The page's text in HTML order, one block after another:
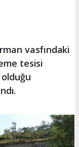
vasfındaki
tesisi
olduğu